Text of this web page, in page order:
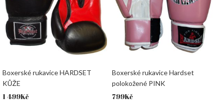
Boxerské rukavice HARDSET
KŮŽE
1 499Kč
Boxerské rukavice Hardset
polokožené PINK
799Kč